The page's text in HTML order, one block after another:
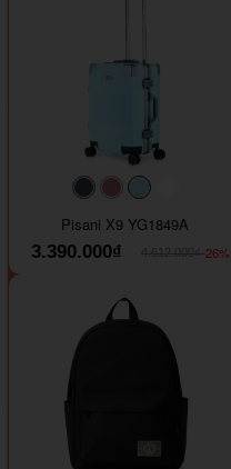
#40454a#b76e79
#9ad8e7
Pisani X9 YG1849A
3.390.000₫
-26%